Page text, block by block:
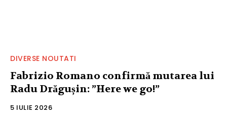
DIVERSE NOUTATI
Fabrizio Romano confirmă mutarea lui
Radu Drăgușin: ”Here we go!”
5 IULIE 2026